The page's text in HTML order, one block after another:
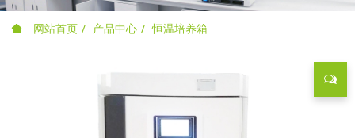
网站首页 产品中心 恒温培养箱